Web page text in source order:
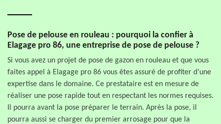
Pose de pelouse en rouleau : pourquoi la confier à
Elagage pro 86, une entreprise de pose de pelouse ?
Si vous avez un projet de pose de gazon en rouleau et que vous
faites appel à Elagage pro 86 vous êtes assuré de profiter d’une
expertise dans le domaine. Ce prestataire est en mesure de
réaliser une pose rapide tout en respectant les normes requises.
Il pourra avant la pose préparer le terrain. Après la pose, il
pourra aussi se charger du premier arrosage pour que la